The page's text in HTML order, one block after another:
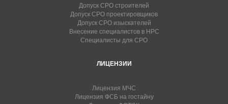
Допуск СРО строителей
Допуск СРО проектировщиков
Допуск СРО изыскателей
Внесение специалистов в НРС
Специалисты для СРО
ЛИЦЕНЗИИ
Лицензия МЧС
Лицензия ФСБ на гостайну